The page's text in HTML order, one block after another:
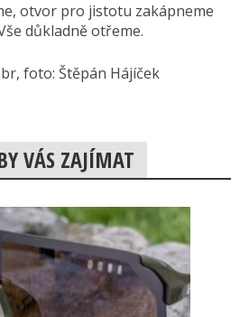
otvor pro jistotu zakápneme
důkladně otřeme.
foto: Štěpán Hájíček
VÁS ZAJÍMAT